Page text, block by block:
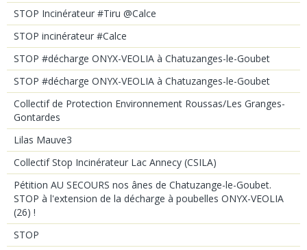
STOP Incinérateur #Tiru @Calce
STOP incinérateur #Calce
STOP #décharge ONYX-VEOLIA à Chatuzanges-le-Goubet
STOP #décharge ONYX-VEOLIA à Chatuzanges-le-Goubet
Collectif de Protection Environnement Roussas/Les Granges-
Gontardes
Lilas Mauve3
Collectif Stop Incinérateur Lac Annecy (CSILA)
Pétition AU SECOURS nos ânes de Chatuzange-le-Goubet.
STOP à l'extension de la décharge à poubelles ONYX-VEOLIA
(26) !
STOP